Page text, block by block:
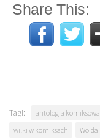
Share This:
Tagi: antologia komiksowa
wilki w komiksach
Wojda